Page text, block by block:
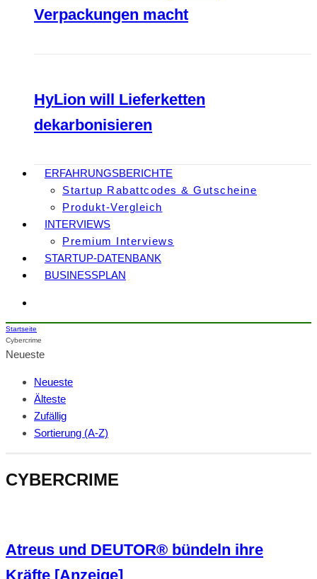
Verpackungen macht
HyLion will Lieferketten
dekarbonisieren
ERFAHRUNGSBERICHTE
Startup Rabattcodes & Gutscheine
Produkt-Vergleich
INTERVIEWS
Premium Interviews
STARTUP-DATENBANK
BUSINESSPLAN
Startseite
Cybercrime
Neueste
Neueste
Älteste
Zufällig
Sortierung (A-Z)
CYBERCRIME
Atreus und DEUTOR® bündeln ihre
Kräfte [Anzeige]